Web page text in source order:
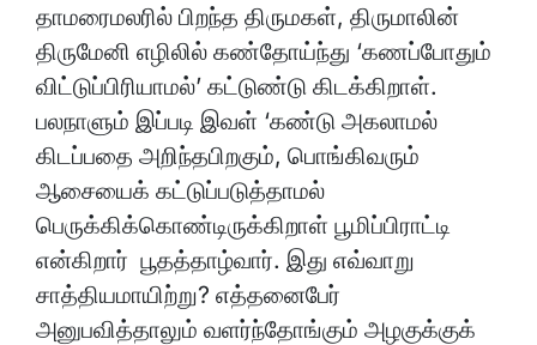
தாமரைமலரில் பிறந்த திருமகள், திருமாலின்
திருமேனி எழிலில் கண்தோய்ந்து ‘கணப்போதும்
விட்டுப்பிரியாமல்’ கட்டுண்டு கிடக்கிறாள்.
பலநாளும் இப்படி இவள் ‘கண்டு அகலாமல்
கிடப்பதை அறிந்தபிறகும், பொங்கிவரும்
ஆசையைக் கட்டுப்படுத்தாமல்
பெருக்கிக்கொண்டிருக்கிறாள் பூமிப்பிராட்டி
என்கிறார் பூதத்தாழ்வார். இது எவ்வாறு
சாத்தியமாயிற்று? எத்தனைபேர்
அனுபவித்தாலும் வளர்ந்தோங்கும் அழகுக்குக்